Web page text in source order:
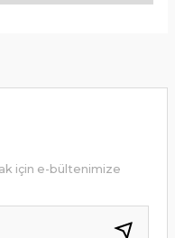
için e-bültenimize